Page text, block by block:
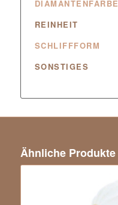
DIAMANTENFARBE
REINHEIT
SCHLIFFFORM
SONSTIGES
Ähnliche Produkte